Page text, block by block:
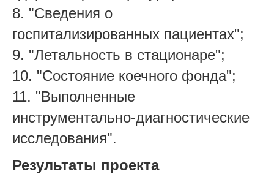
8. "Сведения о
госпитализированных пациентах";
9. "Летальность в стационаре";
10. "Состояние коечного фонда";
11. "Выполненные
инструментально-диагностические
исследования".
Результаты проекта